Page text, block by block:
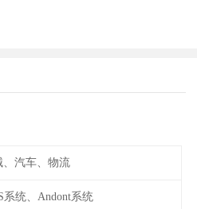
、汽车、物流
系统、Andont系统